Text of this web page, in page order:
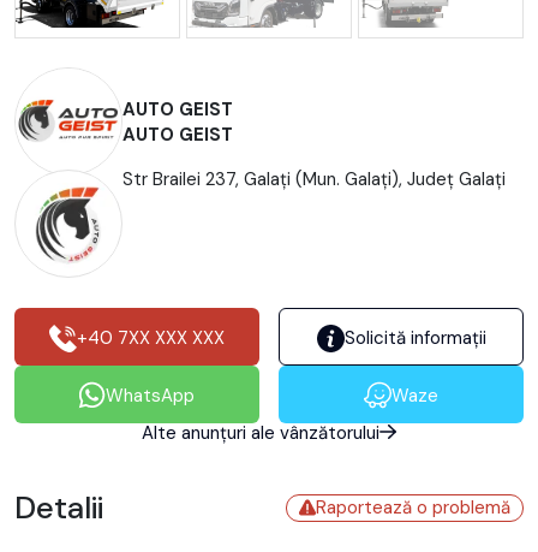
AUTO GEIST
AUTO GEIST
Str Brailei 237, Galaţi (Mun. Galaţi), Județ Galaţi
+40 7XX XXX XXX Solicită informații
WhatsApp
Waze
Alte anunțuri ale vânzătorului
Detalii Raportează o problemă